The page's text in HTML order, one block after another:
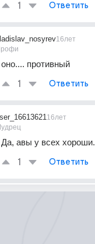
1 Ответить
16лет
оно.... противный
1 Ответить
16лет
Да, авы у всех хороши.
1 Ответить